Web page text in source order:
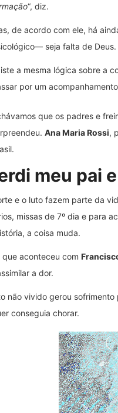
“, diz.
de acordo com ele, há
seja falta de Deus.
a mesma lógica sobre a
por um
que os padres e
Ana Maria Rossi,
meu pai
e o luto fazem parte da
missas de 7º dia e para
a coisa muda.
que aconteceu com
a dor.
não vivido gerou
conseguia chorar.